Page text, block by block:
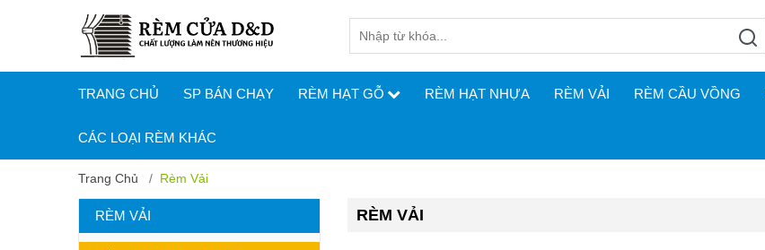
TRANG CHỦ SP BÁN CHẠY RÈM HẠT GỖ RÈM HẠT NHỰA RÈM VẢI RÈM CẦU VỒNG
CÁC LOẠI RÈM KHÁC
Trang Chủ Rèm Vải
RÈM VẢI RÈM VẢI